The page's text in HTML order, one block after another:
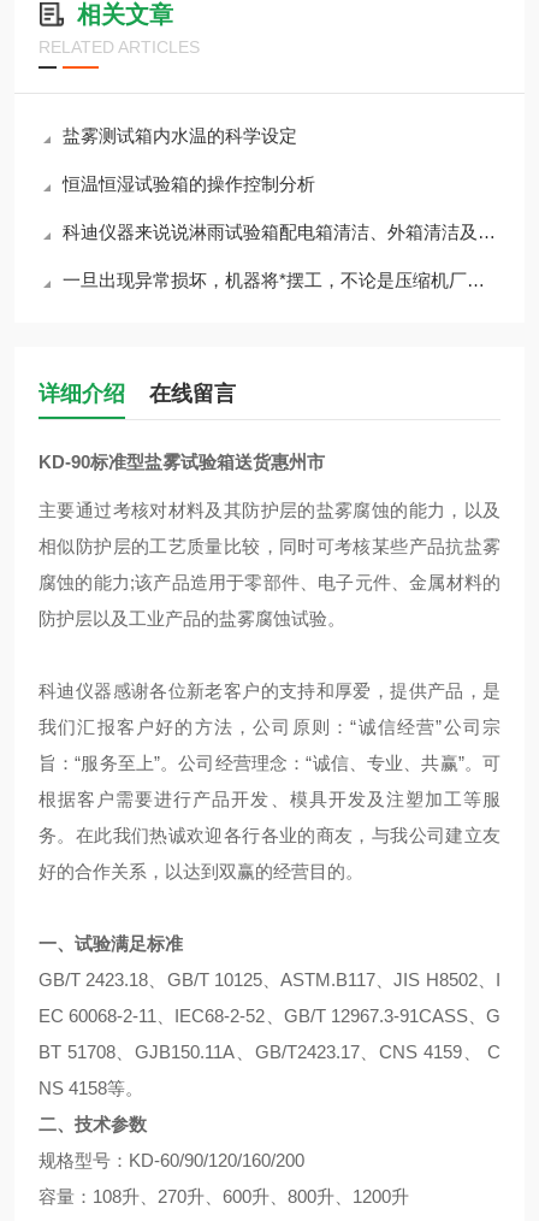
相关文章
RELATED ARTICLES
盐雾测试箱内水温的科学设定
恒温恒湿试验箱的操作控制分析
科迪仪器来说说淋雨试验箱配电箱清洁、外箱清洁及注意事项
一旦出现异常损坏，机器将*摆工，不论是压缩机厂商还是设备厂商都很重视
详细介绍 在线留言
KD-90标准型盐雾试验箱送货惠州市
主要通过考核对材料及其防护层的盐雾腐蚀的能力，以及
相似防护层的工艺质量比较，同时可考核某些产品抗盐雾
腐蚀的能力;该产品造用于零部件、电子元件、金属材料的
防护层以及工业产品的盐雾腐蚀试验。
科迪仪器感谢各位新老客户的支持和厚爱，提供产品，是
我们汇报客户好的方法，公司原则：“诚信经营”公司宗
旨：“服务至上”。公司经营理念：“诚信、专业、共赢”。可
根据客户需要进行产品开发、模具开发及注塑加工等服
务。在此我们热诚欢迎各行各业的商友，与我公司建立友
好的合作关系，以达到双赢的经营目的。
一、试验满足标准
GB/T 2423.18、GB/T 10125、ASTM.B117、JIS H8502、I
EC 60068-2-11、IEC68-2-52、GB/T 12967.3-91CASS、G
BT 51708、GJB150.11A、GB/T2423.17、CNS 4159、
C
NS 4158等。
二、技术参数
规格型号：KD-60/90/120/160/200
容量：108升、270升、600升、800升、1200升